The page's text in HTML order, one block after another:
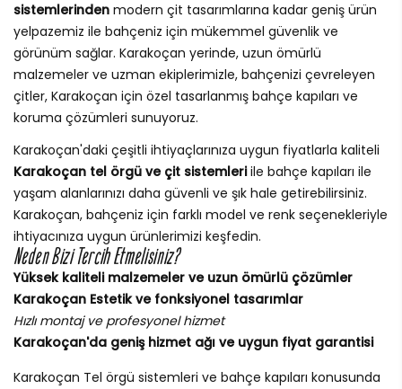
sistemlerinden modern çit tasarımlarına kadar geniş ürün
yelpazemiz ile bahçeniz için mükemmel güvenlik ve
görünüm sağlar. Karakoçan yerinde, uzun ömürlü
malzemeler ve uzman ekiplerimizle, bahçenizi çevreleyen
çitler, Karakoçan için özel tasarlanmış bahçe kapıları ve
koruma çözümleri sunuyoruz.
Karakoçan'daki çeşitli ihtiyaçlarınıza uygun fiyatlarla kaliteli
Karakoçan tel örgü ve çit sistemleriile bahçe kapıları ile
yaşam alanlarınızı daha güvenli ve şık hale getirebilirsiniz.
Karakoçan, bahçeniz için farklı model ve renk seçenekleriyle
ihtiyacınıza uygun ürünlerimizi keşfedin.
Neden Bizi Tercih Etmelisiniz?
Yüksek kaliteli malzemeler ve uzun ömürlü çözümler
Karakoçan Estetik ve fonksiyonel tasarımlar
Hızlı montaj ve profesyonel hizmet
Karakoçan'da geniş hizmet ağı ve uygun fiyat garantisi
Karakoçan Tel örgü sistemleri ve bahçe kapıları konusunda